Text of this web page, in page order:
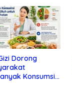
Dorong
Konsumsi